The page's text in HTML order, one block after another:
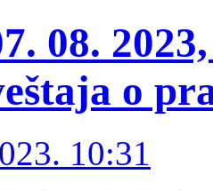
08.
o
10:31